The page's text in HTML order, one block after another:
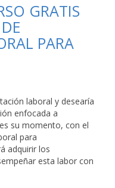
GRATIS
PARA
laboral y desearía
enfocada a
su momento, con el
para
adquirir los
esta labor con